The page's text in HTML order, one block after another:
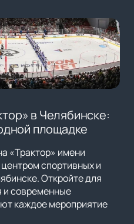
в Челябинске:
площадке
«Трактор» имени
спортивных и
Откройте для
и современные
каждое мероприятие